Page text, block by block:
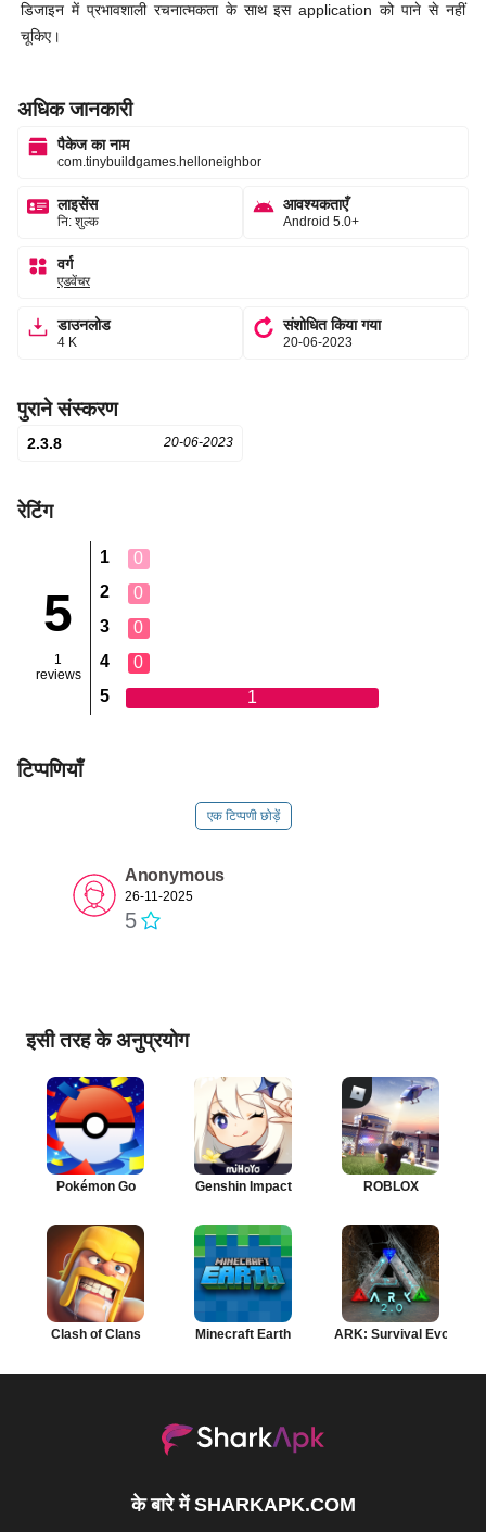
डिजाइन में प्रभावशाली रचनात्मकता के साथ इस application को पाने से नहीं
चूकिए।
अधिक जानकारी
पैकेज का नाम
com.tinybuildgames.helloneighbor
लाइसेंस
नि: शुल्क
आवश्यकताएँ
Android 5.0+
वर्ग
एडवेंचर
डाउनलोड
4 K
संशोधित किया गया
20-06-2023
पुराने संस्करण
2.3.8 20-06-2023
रेटिंग
5
1
reviews
1
0
2
0
3
0
4
0
5
1
टिप्पणियाँ
एक टिप्पणी छोड़ें
Anonymous
26-11-2025
5
इसी तरह के अनुप्रयोग
Pokémon Go Genshin Impact ROBLOX
Clash of Clans Minecraft Earth ARK: Survival Evolved
के बारे में SHARKAPK.COM